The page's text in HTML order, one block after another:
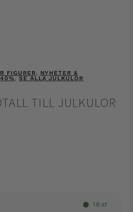
FIGURER, NYHETER &
,SE ALLA JULKULOR
TILL JULKULOR
16 st